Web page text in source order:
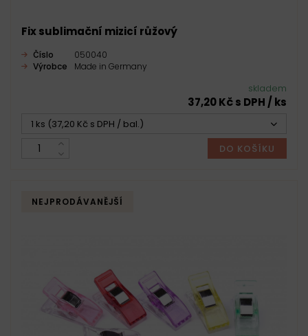
Fix sublimační mizicí růžový
Číslo
050040
Výrobce
Made in Germany
skladem
37,20 Kč s DPH / ks
1 ks (37,20 Kč s DPH / bal.)
DO KOŠÍKU
NEJPRODÁVANĚJŠÍ